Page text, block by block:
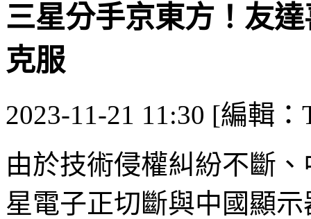
三星分手京東方！友
克服
2023-11-21 11:30 [編輯
由於技術侵權糾紛不斷
星電子正切斷與中國顯